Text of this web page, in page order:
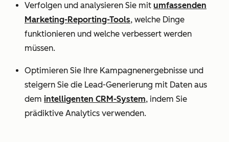
Verfolgen und analysieren Sie mit umfassenden
Marketing-Reporting-Tools, welche Dinge
funktionieren und welche verbessert werden
müssen.
Optimieren Sie Ihre Kampagnenergebnisse und
steigern Sie die Lead-Generierung mit Daten aus
dem intelligenten CRM-System, indem Sie
prädiktive Analytics verwenden.